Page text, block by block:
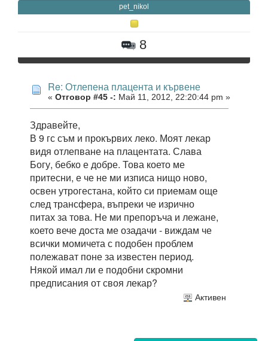
pet_nikol
8
Re: Отлепена плацента и кървене
« Отговор #45 -: Май 11, 2012, 22:20:44 pm »
Здравейте,
В 9 гс съм и прокървих леко. Моят лекар
видя отлепване на плацентата. Слава
Богу, бебко е добре. Това което ме
притесни, е че не ми изписа нищо ново,
освен утрогестана, който си приемам още
след трансфера, въпреки че изрично
питах за това. Не ми препоръча и лежане,
което вече доста ме озадачи - виждам че
всички момичета с подобен проблем
полежават поне за известен период.
Някой имал ли е подобни скромни
предписания от своя лекар?
Активен